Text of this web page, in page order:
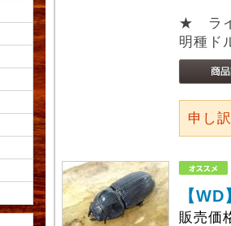
★ ライ
明種
申し
【
販売価